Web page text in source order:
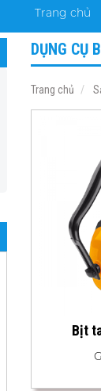
Trang chủ
DỤNG CỤ
Trang chủ
Bịt